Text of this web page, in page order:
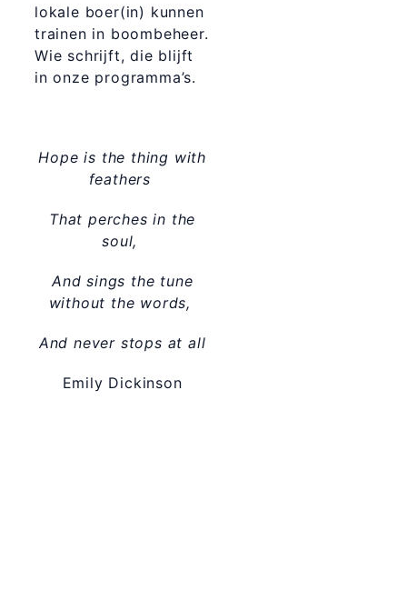
lokale boer(in) kunnen
trainen in boombeheer.
Wie schrijft, die blijft
in onze programma’s.
Hope is the thing with
feathers
That perches in the
soul,
And sings the tune
without the words,
And never stops at all
Emily Dickinson